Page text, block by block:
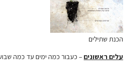
הכנת שתילים
עלים ראשונים– כעבור כמה ימים עד כמה